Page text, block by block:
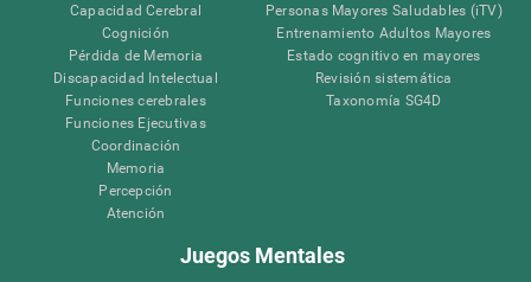
Capacidad Cerebral
Cognición
Pérdida de Memoria
Discapacidad Intelectual
Funciones cerebrales
Funciones Ejecutivas
Coordinación
Memoria
Percepción
Atención
Personas Mayores Saludables (iTV)
Entrenamiento Adultos Mayores
Estado cognitivo en mayores
Revisión sistemática
Taxonomía SG4D
Juegos Mentales